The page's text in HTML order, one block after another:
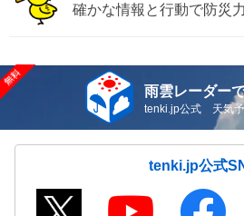
確かな情報と行動で防災
雨雲レーダー
tenki.jp公式 天気予
tenki.jp公式